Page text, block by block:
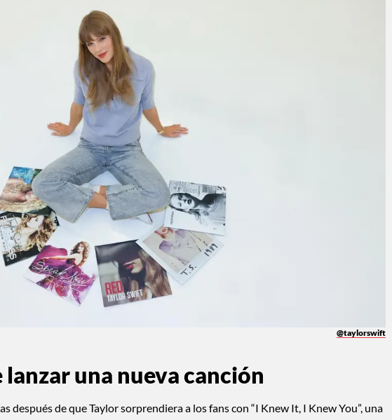
@taylorswift
lanzar una nueva canción
después de que Taylor sorprendiera a los fans con “I Knew It, I Knew You”, una